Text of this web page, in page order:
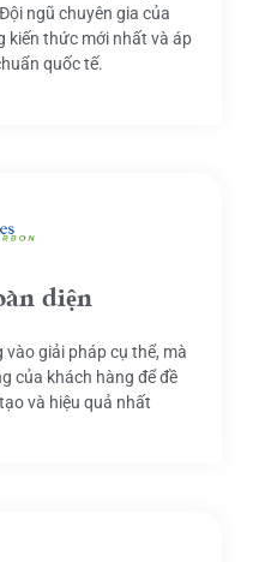
ngũ chuyên gia của
kiến thức mới nhất và áp
quốc tế.
diện
giải pháp cụ thể, mà
của khách hàng để đề
và hiệu quả nhất